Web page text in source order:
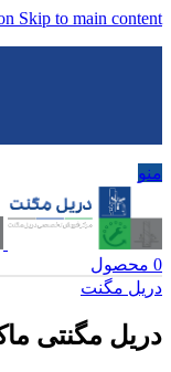
Skip to main content
منو
0 محصول
دریل مگنت
دریل مگنتی